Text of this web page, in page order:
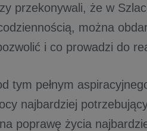
przekonywali, że w
można
i co prowadzi do
tym pełnym
najbardziej
poprawę życia